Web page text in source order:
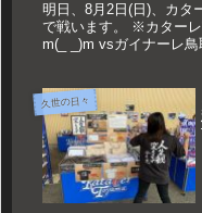
明日、8月2日(日)、カタ
で戦います。 ※カター
m(_ _)m vsガイナーレ
久世の日々